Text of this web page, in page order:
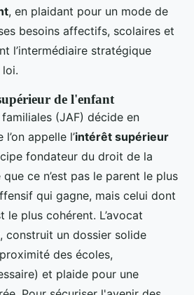
, en plaidant pour un mode de
besoins affectifs, scolaires et
l’intermédiaire stratégique
loi.
de l'enfant
(JAF) décide en
appelle l’intérêt supérieur
fondateur du droit de la
ce n’est pas le parent le plus
qui gagne, mais celui dont
plus cohérent. L’avocat
construit un dossier solide
des écoles,
et plaide pour une